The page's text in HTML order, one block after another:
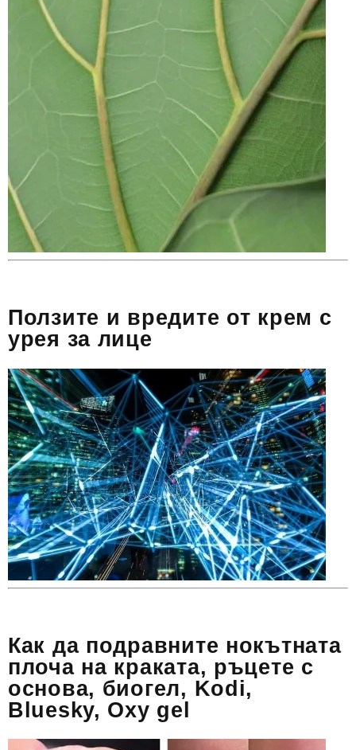
Ползите и вредите от крем с
урея за лице
Как да подравните нокътната
плоча на краката, ръцете с
основа, биогел, Kodi,
Bluesky, Oxy gel